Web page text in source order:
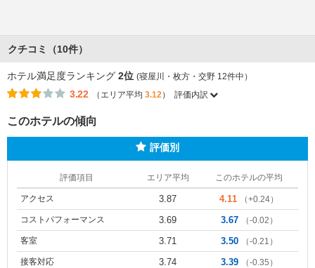
クチコミ（10件）
ホテル満足度ランキング 2位 (寝屋川・枚方・交野 12件中）
3.22 （エリア平均 3.12） 評価内訳
このホテルの傾向
評価別
評価項目 エリア平均 このホテルの平均
アクセス 3.87 4.11 （+0.24）
コストパフォーマンス 3.69 3.67 （-0.02）
客室 3.71 3.50 （-0.21）
接客対応 3.74 3.39 （-0.35）